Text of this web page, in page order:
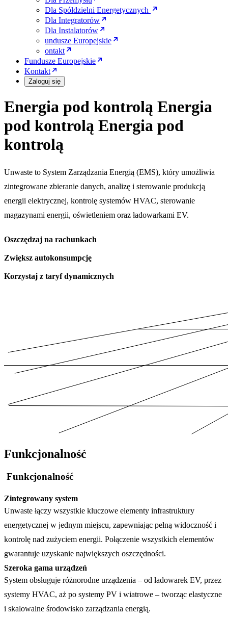
Dla Spółdzielni Energetycznych
Dla Integratorów
Dla Instalatorów
undusze Europejskie
ontakt
Fundusze Europejskie
Kontakt
Zaloguj się
Energia pod kontrolą Energia
pod kontrolą Energia pod
kontrolą
Unwaste to System Zarządzania Energią (EMS), który umożliwia
zintegrowane zbieranie danych, analizę i sterowanie produkcją
energii elektrycznej, kontrolę systemów HVAC, sterowanie
magazynami energii, oświetleniem oraz ładowarkami EV.
Oszczędzaj na rachunkach
Zwiększ autokonsumpcję
Korzystaj z taryf dynamicznych
Funkcjonalność
Funkcjonalność
Zintegrowany system
Unwaste łączy wszystkie kluczowe elementy infrastruktury
energetycznej w jednym miejscu, zapewniając pełną widoczność i
kontrolę nad zużyciem energii. Połączenie wszystkich elementów
gwarantuje uzyskanie największych oszczędności.
Szeroka gama urządzeń
System obsługuje różnorodne urządzenia – od ładowarek EV, przez
systemy HVAC, aż po systemy PV i wiatrowe – tworząc elastyczne
i skalowalne środowisko zarządzania energią.